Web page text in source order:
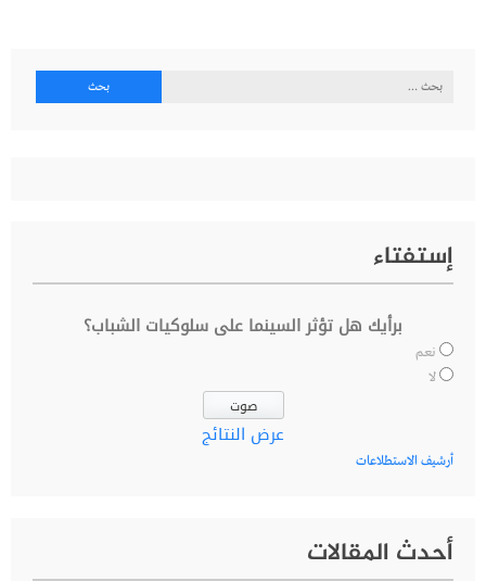
البحث
إستفتاء
برأيك هل تؤثر السينما على سلوكيات الشباب؟
نعم
لا
عرض النتائج
أرشيف الاستطلاعات
أحدث المقالات